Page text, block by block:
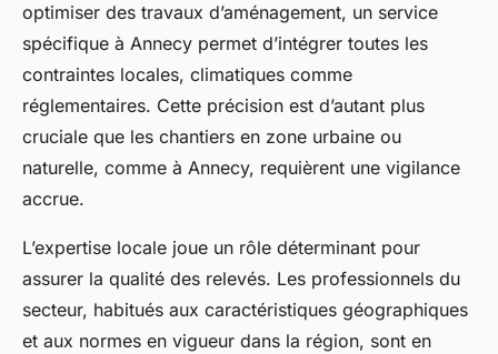
optimiser des travaux d’aménagement, un service
spécifique à Annecy permet d’intégrer toutes les
contraintes locales, climatiques comme
réglementaires. Cette précision est d’autant plus
cruciale que les chantiers en zone urbaine ou
naturelle, comme à Annecy, requièrent une vigilance
accrue.
L’expertise locale joue un rôle déterminant pour
assurer la qualité des relevés. Les professionnels du
secteur, habitués aux caractéristiques géographiques
et aux normes en vigueur dans la région, sont en